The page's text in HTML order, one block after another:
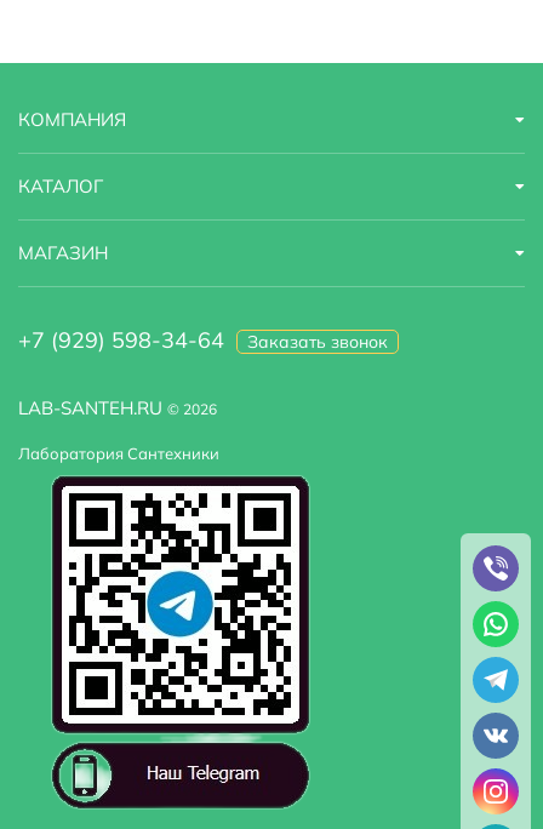
Область применения
LAB-SANTEH.RU © 2026
Лаборатория Сантехники
КОМПАНИЯ
КАТАЛОГ
МАГАЗИН
+7 (929) 598-34-64 Заказать звонок